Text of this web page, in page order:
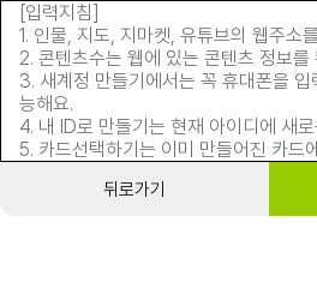
[입력지침]
1. 인물, 지도, 지마켓, 유튜브의 웹주소
2. 콘텐츠수는 웹에 있는 콘텐츠 정보를
3. 새계정 만들기에서는 꼭 휴대폰을
능해요.
4. 내 ID로 만들기는 현재 아이디에 새
5. 카드선택하기는 이미 만들어진 카드
뒤로가기